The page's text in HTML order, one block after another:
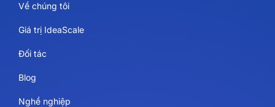
Về chúng tôi
Giá trị IdeaScale
Đối tác
Blog
Nghề nghiệp